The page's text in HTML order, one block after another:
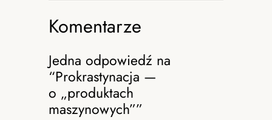
Komentarze
Jedna odpowiedź na
“Prokrastynacja —
o „produktach
maszynowych””